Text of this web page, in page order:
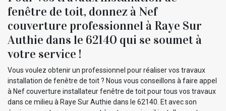
fenêtre de toit, donnez à Nef
couverture professionnel à Raye Sur
Authie dans le 62140 qui se soumet à
votre service !
Vous voulez obtenir un professionnel pour réaliser vos travaux
installation de fenêtre de toit ? Nous vous conseillons à faire appel
à Nef couverture installateur fenêtre de toit pour tous vos travaux
dans ce milieu à Raye Sur Authie dans le 62140. Et avec son